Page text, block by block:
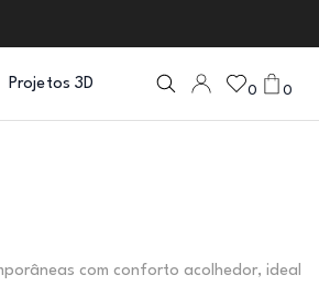
Projetos 3D 0 0
com conforto acolhedor, ideal